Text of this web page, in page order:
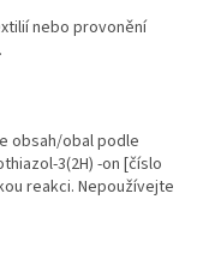
nebo provonění
obsah/obal podle
3(2H) -on [číslo
reakci. Nepoužívejte